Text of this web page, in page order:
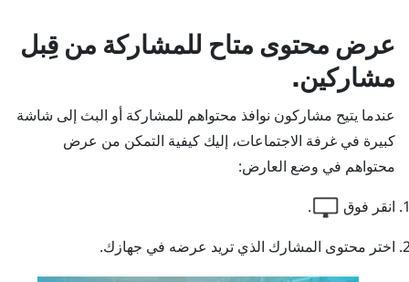
عرض محتوى متاح للمشاركة من قِبل
مشاركين.
عندما يتيح مشاركون نوافذ محتواهم للمشاركة أو البث إلى شاشة
كبيرة في غرفة الاجتماعات، إليك كيفية التمكن من عرض
محتواهم في وضع العارض:
انقر فوق
.
اختر محتوى المشارك الذي تريد عرضه في جهازك.